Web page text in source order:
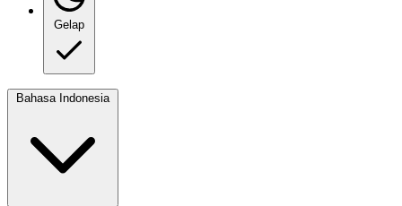
Gelap
Bahasa Indonesia